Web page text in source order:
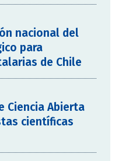
nacional del
para
de Chile
Ciencia Abierta
científicas